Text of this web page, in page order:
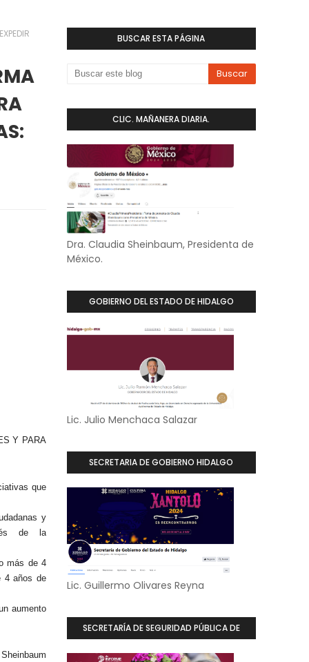
Y PARA
que
y
de la
más de 4
4 años de
aumento
BUSCAR ESTA PÁGINA
CLIC. MAÑANERA DIARIA.
Dra. Claudia Sheinbaum, Presidenta de
México.
GOBIERNO DEL ESTADO DE HIDALGO
Lic. Julio Menchaca Salazar
SECRETARIA DE GOBIERNO HIDALGO
Lic. Guillermo Olivares Reyna
SECRETARÍA DE SEGURIDAD PÚBLICA DE